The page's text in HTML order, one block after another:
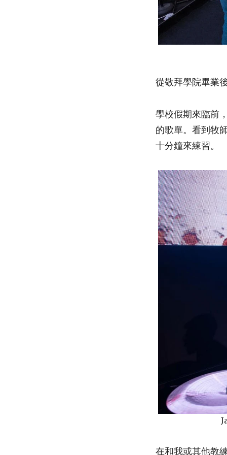
從敬拜學院畢業
學校假期來臨前
的歌單。看到牧
十分鐘來練習。
在和我或其他教